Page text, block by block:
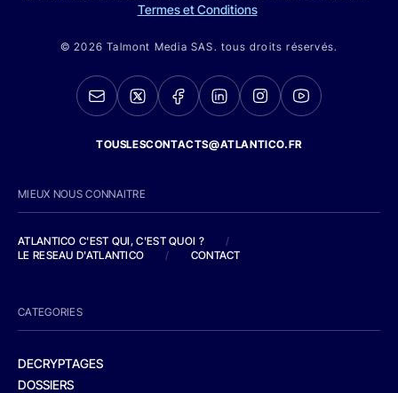
Termes et Conditions
© 2026 Talmont Media SAS. tous droits réservés.
TOUSLESCONTACTS@ATLANTICO.FR
MIEUX NOUS CONNAITRE
ATLANTICO C'EST QUI, C'EST QUOI ?
/
LE RESEAU D'ATLANTICO
/ CONTACT
CATEGORIES
DECRYPTAGES
DOSSIERS